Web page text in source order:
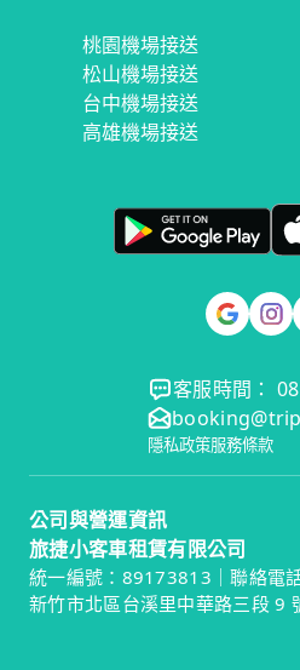
桃園機場接送
松山機場接送
台中機場接送
高雄機場接送
客服時間：
隱私政策服務條款
公司與營運資訊
旅捷小客車租賃有限公司
統一編號：89173813｜聯絡電
新竹市北區台溪里中華路三段 9